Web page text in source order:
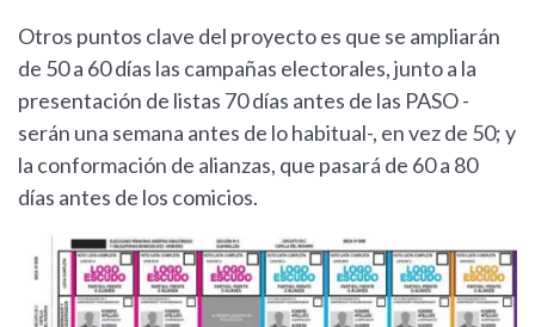
Otros puntos clave del proyecto es que se ampliarán
de 50 a 60 días las campañas electorales, junto a la
presentación de listas 70 días antes de las PASO -
serán una semana antes de lo habitual-, en vez de 50; y
la conformación de alianzas, que pasará de 60 a 80
días antes de los comicios.